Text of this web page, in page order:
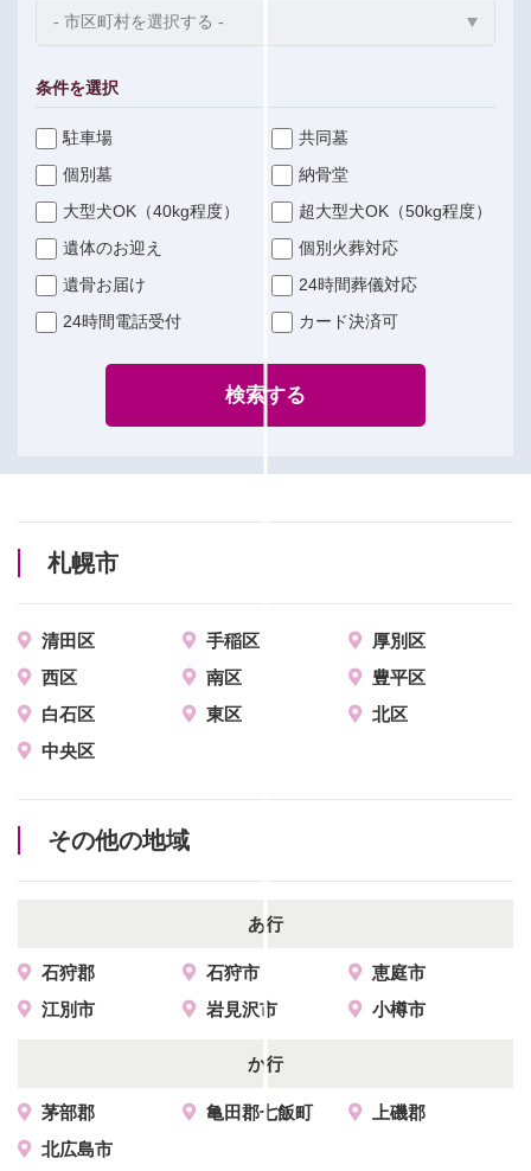
条件を選択
駐車場
共同墓
個別墓
納骨堂
大型犬OK（40kg程度）
超大型犬OK（50kg程度）
遺体のお迎え
個別火葬対応
遺骨お届け
24時間葬儀対応
24時間電話受付
カード決済可
検索する
札幌市
清田区 手稲区
厚別区
西区
南区
豊平区
白石区
東区
北区
中央区
その他の地域
あ行
石狩郡 石狩市
恵庭市
江別市
岩見沢市 小樽市
か行
茅部郡 亀田郡七飯町
上磯郡
北広島市